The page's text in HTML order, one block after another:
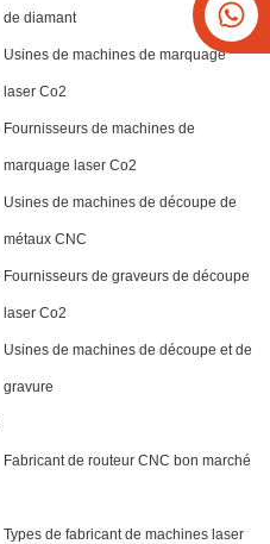
de diamant
Usines de machines de marquage
laser Co2
Fournisseurs de machines de
marquage laser Co2
Usines de machines de découpe de
métaux CNC
Fournisseurs de graveurs de découpe
laser Co2
Usines de machines de découpe et de
gravure
Fabricant de routeur CNC bon marché
Types de fabricant de machines laser